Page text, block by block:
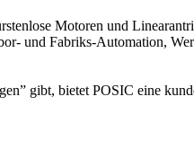
Motoren und
und Fabriks-Automation,
gibt, bietet POSIC eine